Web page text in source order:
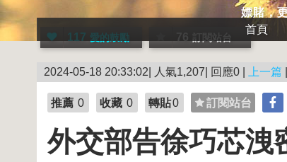
嫖賭，
117 愛的鼓勵 76 訂閱站台
首頁
2024-05-18 20:33:02| 人氣1,207| 回應0 | 上一篇
推薦 0 收藏 0 轉貼0 訂閱站台
外交部告徐巧芯洩